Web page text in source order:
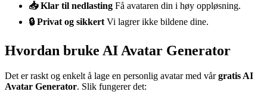
📥 Klar til nedlasting Få avataren din i høy oppløsning.
🔒 Privat og sikkertVi lagrer ikke bildene dine.
Hvordan bruke AI Avatar Generator
Det er raskt og enkelt å lage en personlig avatar med vårgratis AI
Avatar Generator. Slik fungerer det: